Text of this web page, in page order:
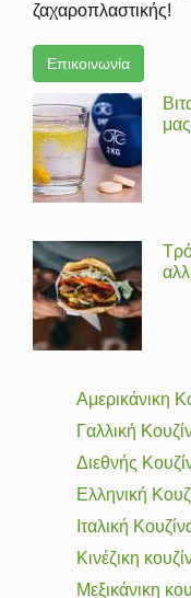
ζαχαροπλαστικής!
Επικοινωνία
μας
Αμερικάνικη
Γαλλική
Διεθνής
Ελληνική
Ιταλική
Κινέζικη
Μεξικάνικη